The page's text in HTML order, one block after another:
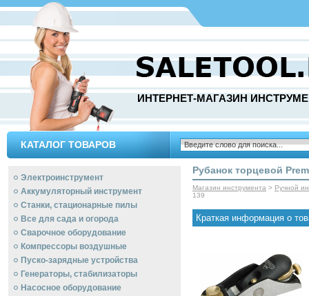
ИНТЕРНЕТ-МАГАЗИН
КАТАЛОГ ТОВАРОВ
Электроинструмент
Аккумуляторный инструмент
Станки, стационарные пилы
Все для сада и огорода
Сварочное оборудование
Компрессоры воздушные
Пуско-зарядные устройства
Генераторы, стабилизаторы
Насосное оборудование
Рубанок торцевой
Магазин инструмента > Ручной
139
Краткая информация о